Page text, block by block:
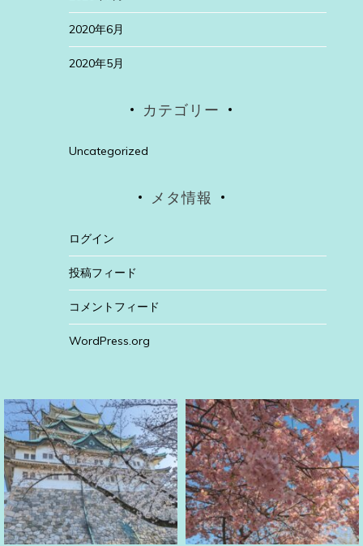
2020年6月
2020年5月
カテゴリー
Uncategorized
メタ情報
ログイン
投稿フィード
コメントフィード
WordPress.org